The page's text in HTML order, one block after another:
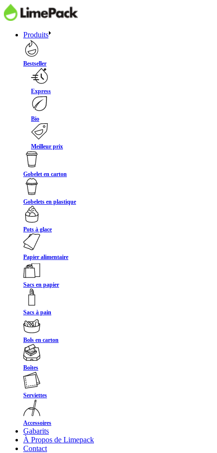
Produits
Bestseller
Express
Bio
Meilleur prix
Gobelet en carton
Gobelets en plastique
Pots à glace
Papier alimentaire
Sacs en papier
Sacs à pain
Bols en carton
Boîtes
Serviettes
Accessoires
Gabarits
À Propos de Limepack
Contact